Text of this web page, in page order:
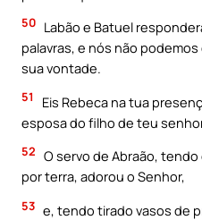
50 Labão e Batuel
palavras, e nós não
sua vontade.
51
Eis Rebeca na tua
esposa do filho de teu
52 O servo de Abraão,
por terra, adorou o Senhor,
53 e, tendo tirado vasos de